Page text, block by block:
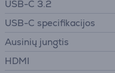
USB-C 3.2
USB-C specifikacijos
Ausinių jungtis
HDMI